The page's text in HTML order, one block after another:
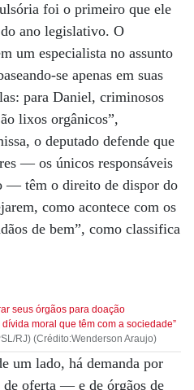
foi o primeiro que ele
ano legislativo. O
um especialista no assunto
se apenas em suas
para Daniel, criminosos
lixos orgânicos”,
o deputado defende que
— os únicos responsáveis
— têm o direito de dispor do
como acontece com os
de bem”, como classifica
seus órgãos para doação
moral que têm com a sociedade”
RJ) (Crédito:Wenderson Araujo)
um lado, há demanda por
de oferta — e de órgãos de